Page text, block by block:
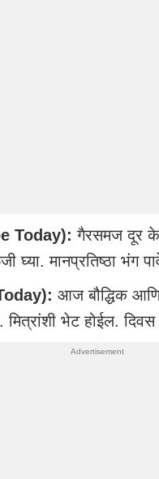
Today): गैरसमज दूर
घ्या. मानप्रतिष्ठा भंग
आज बौद्धिक आणि
मित्रांशी भेट होईल.